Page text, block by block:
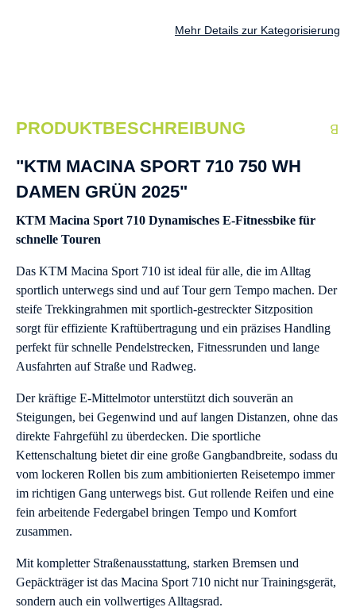
Mehr Details zur Kategorisierung
PRODUKTBESCHREIBUNG
"KTM MACINA SPORT 710 750 WH
DAMEN GRÜN 2025"
KTM Macina Sport 710 Dynamisches E-Fitnessbike für
schnelle Touren
Das KTM Macina Sport 710 ist ideal für alle, die im Alltag
sportlich unterwegs sind und auf Tour gern Tempo machen. Der
steife Trekkingrahmen mit sportlich-gestreckter Sitzposition
sorgt für effiziente Kraftübertragung und ein präzises Handling
perfekt für schnelle Pendelstrecken, Fitnessrunden und lange
Ausfahrten auf Straße und Radweg.
Der kräftige E-Mittelmotor unterstützt dich souverän an
Steigungen, bei Gegenwind und auf langen Distanzen, ohne das
direkte Fahrgefühl zu überdecken. Die sportliche
Kettenschaltung bietet dir eine große Gangbandbreite, sodass du
vom lockeren Rollen bis zum ambitionierten Reisetempo immer
im richtigen Gang unterwegs bist. Gut rollende Reifen und eine
fein arbeitende Federgabel bringen Tempo und Komfort
zusammen.
Mit kompletter Straßenausstattung, starken Bremsen und
Gepäckträger ist das Macina Sport 710 nicht nur Trainingsgerät,
sondern auch ein vollwertiges Alltagsrad.